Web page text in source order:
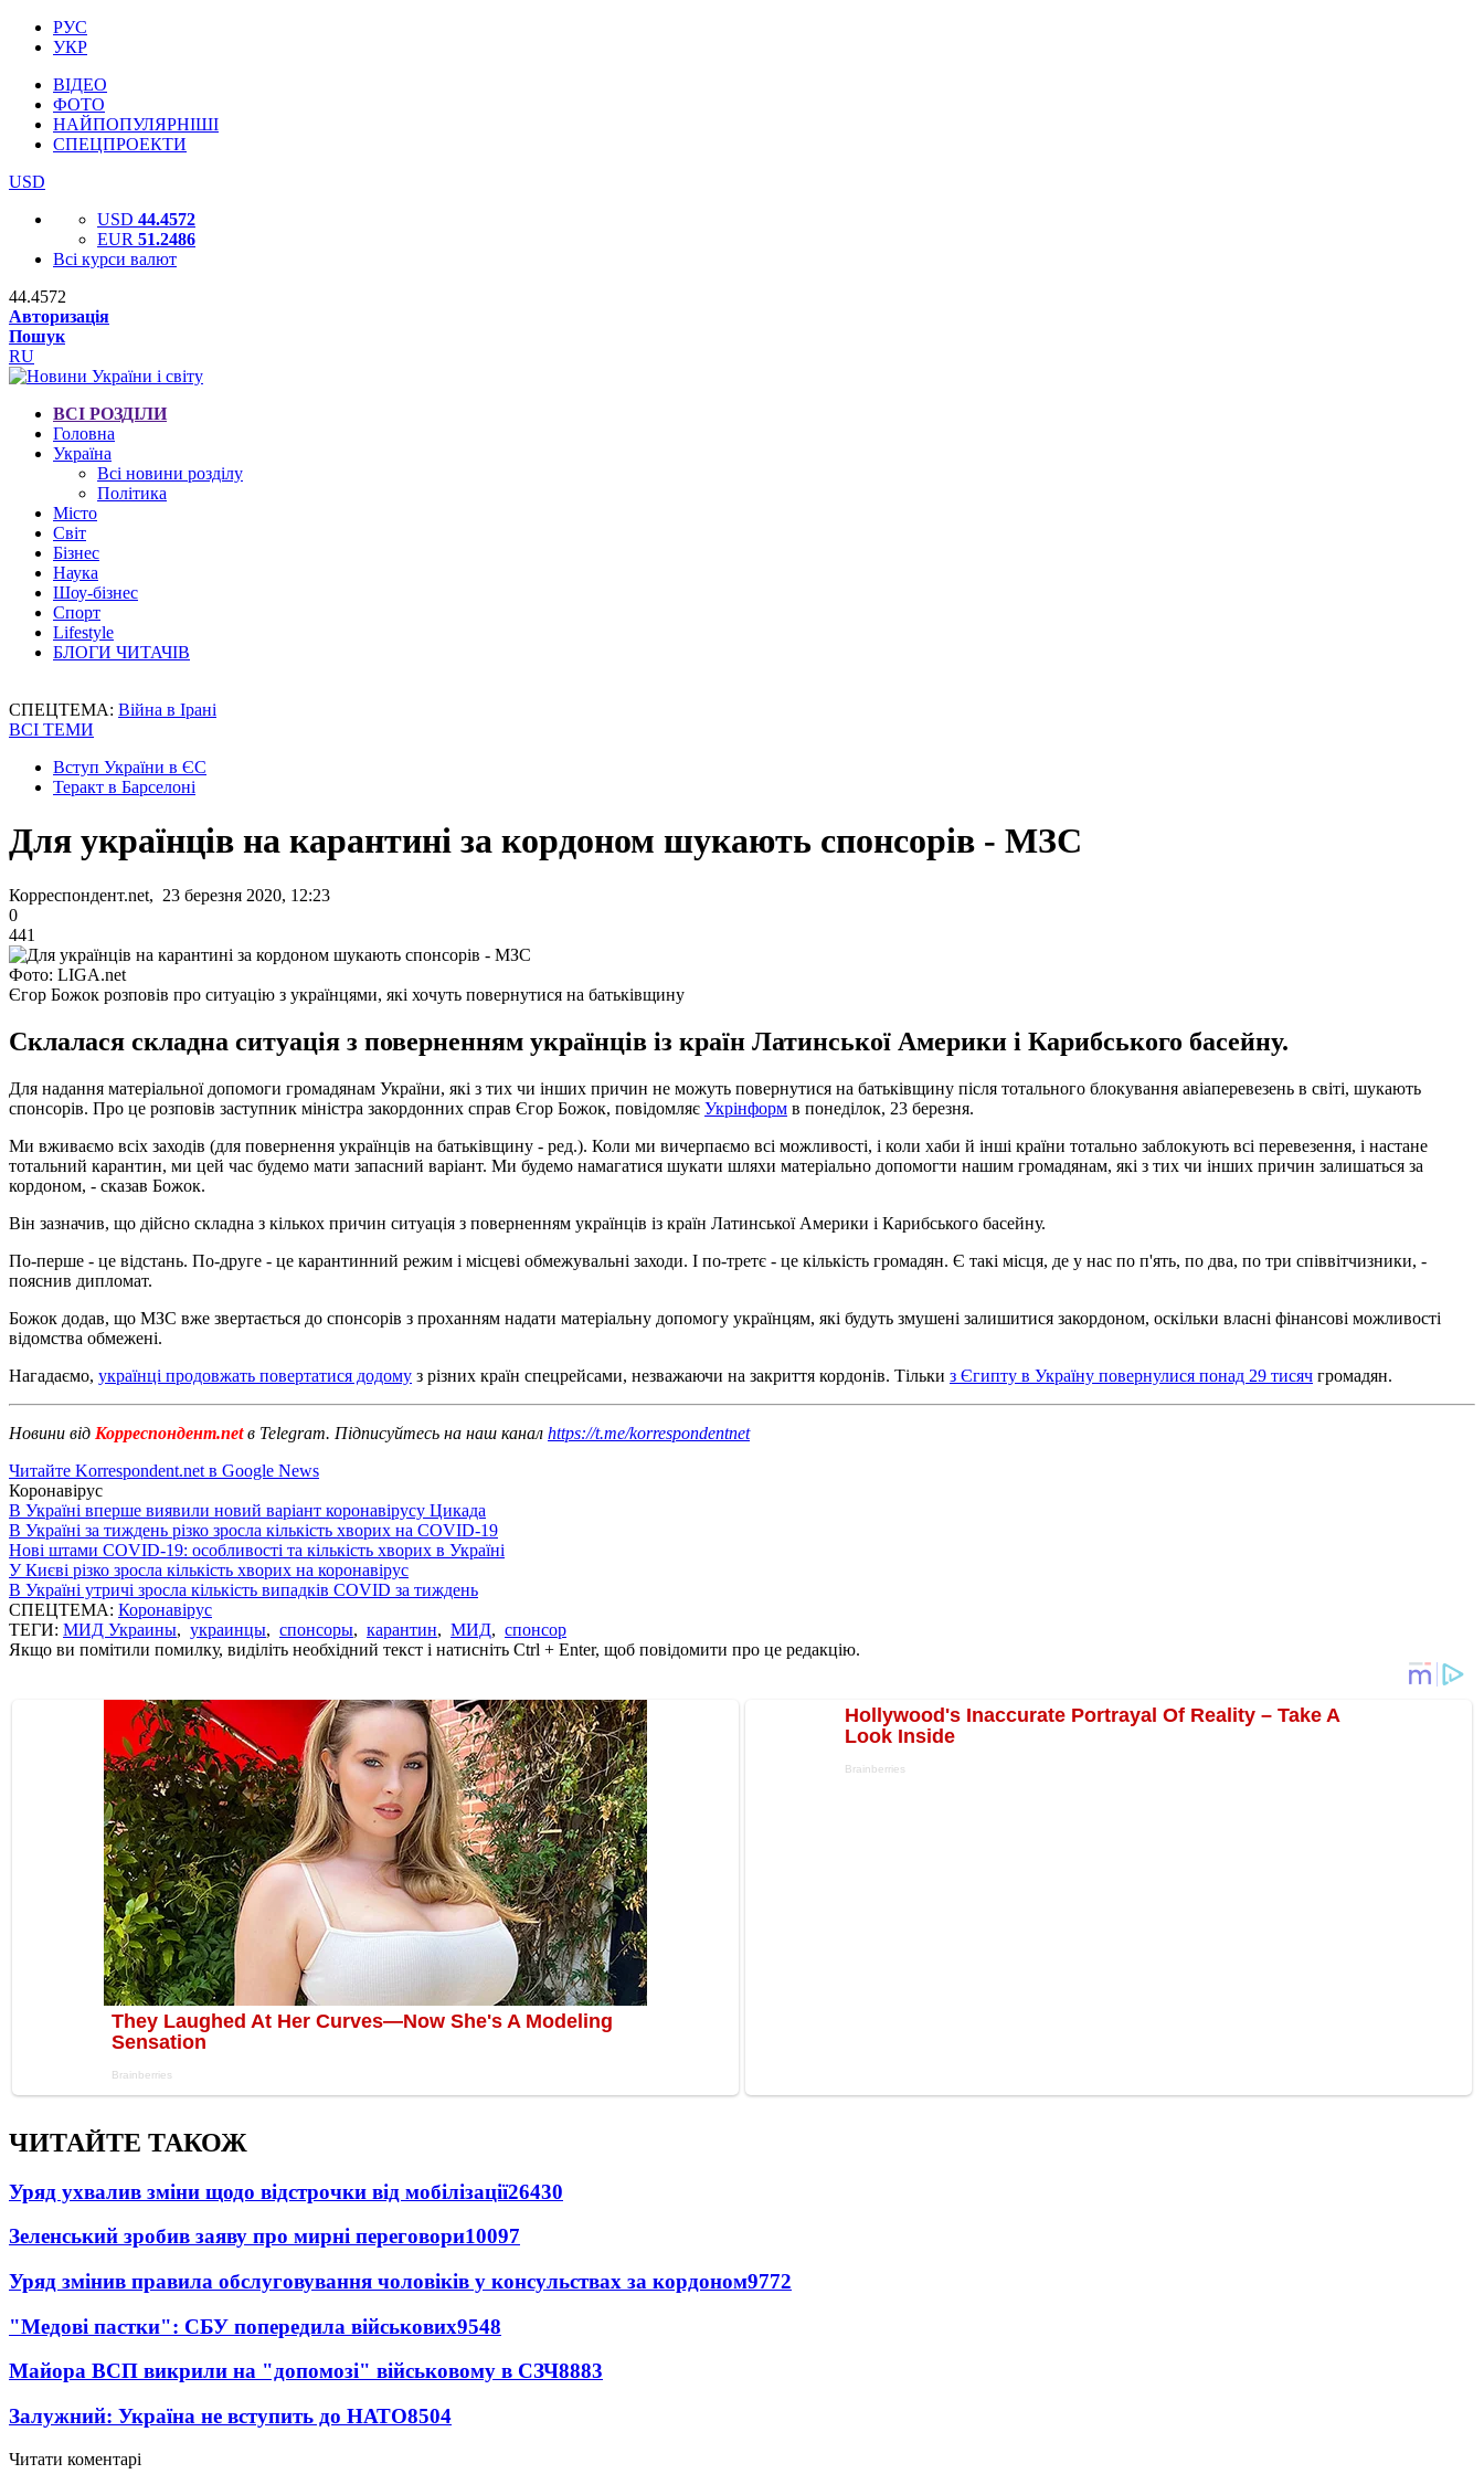
РУС
УКР
ВІДЕО
ФОТО
НАЙПОПУЛЯРНІШІ
СПЕЦПРОЕКТИ
USD
USD 44.4572
EUR 51.2486
Всі курси валют
44.4572
Авторизація
Пошук
RU
ВСІ РОЗДІЛИ
Головна
Україна
Всі новини розділу
Політика
Місто
Світ
Бізнес
Наука
Шоу-бізнес
Спорт
Lifestyle
БЛОГИ ЧИТАЧІВ
СПЕЦТЕМА: Війна в Ірані
ВСІ ТЕМИ
Вступ України в ЄС
Теракт в Барселоні
Для українців на карантині за кордоном шукають спонсорів - МЗС
Корреспондент.net, 23 березня 2020, 12:23
0
441
Фото: LIGA.net
Єгор Божок розповів про ситуацію з українцями, які хочуть повернутися на батьківщину
Склалася складна ситуація з поверненням українців із країн Латинської Америки і Карибського басейну.
Для надання матеріальної допомоги громадянам України, які з тих чи інших причин не можуть повернутися на батьківщину після тотального блокування авіаперевезень в світі, шукають
спонсорів. Про це розповів заступник міністра закордонних справ Єгор Божок, повідомляє Укрінформ в понеділок, 23 березня.
Ми вживаємо всіх заходів (для повернення українців на батьківщину - ред.). Коли ми вичерпаємо всі можливості, і коли хаби й інші країни тотально заблокують всі перевезення, і настане
тотальний карантин, ми цей час будемо мати запасний варіант. Ми будемо намагатися шукати шляхи матеріально допомогти нашим громадянам, які з тих чи інших причин залишаться за
кордоном, - сказав Божок.
Він зазначив, що дійсно складна з кількох причин ситуація з поверненням українців із країн Латинської Америки і Карибського басейну.
По-перше - це відстань. По-друге - це карантинний режим і місцеві обмежувальні заходи. І по-третє - це кількість громадян. Є такі місця, де у нас по п'ять, по два, по три співвітчизники, -
пояснив дипломат.
Божок додав, що МЗС вже звертається до спонсорів з проханням надати матеріальну допомогу українцям, які будуть змушені залишитися закордоном, оскільки власні фінансові можливості
відомства обмежені.
Нагадаємо, українці продовжать повертатися додому з різних країн спецрейсами, незважаючи на закриття кордонів. Тільки з Єгипту в Україну повернулися понад 29 тисяч громадян.
Новини від Корреспондент.netв Telegram. Підписуйтесь на наш канал https://t.me/korrespondentnet
Читайте Korrespondent.net в Google News
Коронавірус
В Україні вперше виявили новий варіант коронавірусу Цикада
В Україні за тиждень різко зросла кількість хворих на COVID-19
Нові штами COVID-19: особливості та кількість хворих в Україні
У Києві різко зросла кількість хворих на коронавірус
В Україні утричі зросла кількість випадків COVID за тиждень
СПЕЦТЕМА: Коронавірус
ТЕГИ: МИД Украины, украинцы, спонсоры, карантин, МИД, спонсор
Якщо ви помітили помилку, виділіть необхідний текст і натисніть Ctrl + Enter, щоб повідомити про це редакцію.
ЧИТАЙТЕ ТАКОЖ
Уряд ухвалив зміни щодо відстрочки від мобілізації26430
Зеленський зробив заяву про мирні переговори10097
Уряд змінив правила обслуговування чоловіків у консульствах за кордоном9772
"Медові пастки": СБУ попередила військових9548
Майора ВСП викрили на "допомозі" військовому в СЗЧ8883
Залужний: Україна не вступить до НАТО8504
Читати коментарі